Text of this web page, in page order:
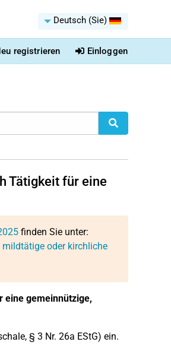
Deutsch (Sie)
registrieren Einloggen
Tätigkeit für eine
finden Sie unter:
oder kirchliche
gemeinnützige,
§ 3 Nr. 26a EStG) ein.